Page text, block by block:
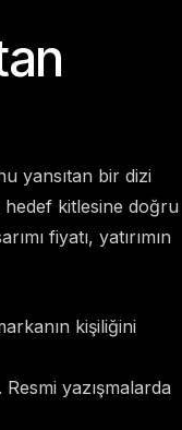
yansıtan bir dizi
hedef kitlesine doğru
fiyatı, yatırımın
kişiliğini
yazışmalarda